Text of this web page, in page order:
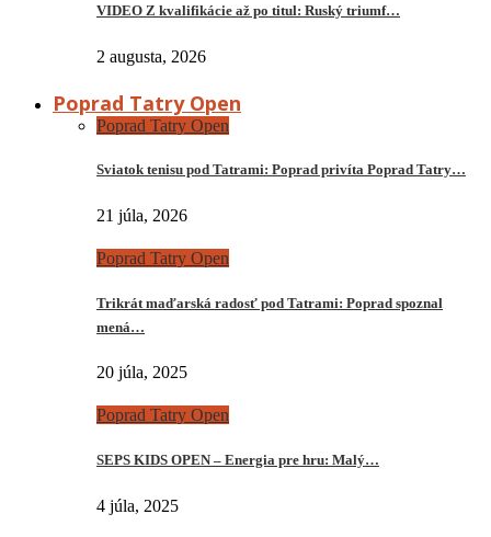
VIDEO Z kvalifikácie až po titul: Ruský triumf…
2 augusta, 2026
Poprad Tatry Open
Poprad Tatry Open
Sviatok tenisu pod Tatrami: Poprad privíta Poprad Tatry…
21 júla, 2026
Poprad Tatry Open
Trikrát maďarská radosť pod Tatrami: Poprad spoznal
mená…
20 júla, 2025
Poprad Tatry Open
SEPS KIDS OPEN – Energia pre hru: Malý…
4 júla, 2025